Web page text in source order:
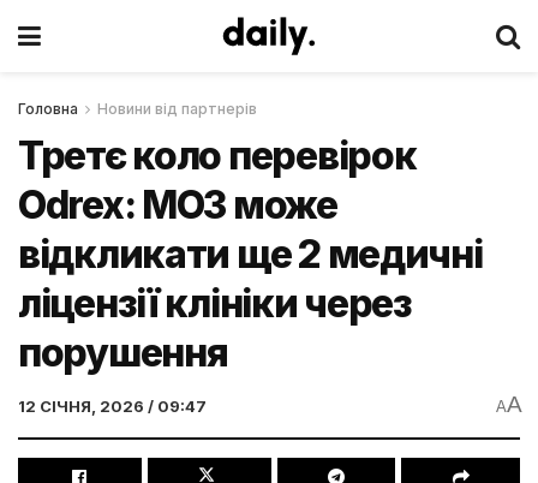
Головна Новини від партнерів
Третє коло перевірок
Odrex: МОЗ може
відкликати ще 2 медичні
ліцензії клініки через
порушення
12 СІЧНЯ, 2026 / 09:47 AA